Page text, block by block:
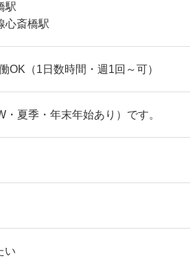
駅
心斎橋駅
OK（1日数時間・週1回～可）
夏季・年末年始あり）です。
い